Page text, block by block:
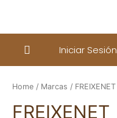
Iniciar Sesión
Home / Marcas / FREIXENET
FREIXENET